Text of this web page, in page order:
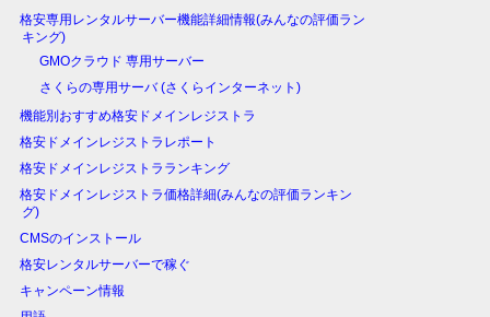
格安専用レンタルサーバー機能詳細情報(みんなの評価ラン
キング)
GMOクラウド 専用サーバー
さくらの専用サーバ (さくらインターネット)
機能別おすすめ格安ドメインレジストラ
格安ドメインレジストラレポート
格安ドメインレジストラランキング
格安ドメインレジストラ価格詳細(みんなの評価ランキン
グ)
CMSのインストール
格安レンタルサーバーで稼ぐ
キャンペーン情報